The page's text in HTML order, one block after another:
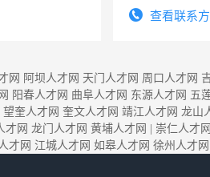
查看联系
网 阿坝人才网 天门人才网 周口人才网
阳春人才网 曲阜人才网 东源人才网 五
望奎人才网 奎文人才网 靖江人才网 龙山
才网 龙门人才网 黄埔人才网 崇仁人才网
才网 江城人才网 如皋人才网 徐州人才网